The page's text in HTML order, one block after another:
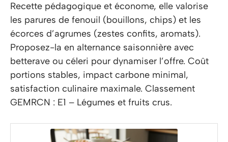
Recette pédagogique et économe, elle valorise
les parures de fenouil (bouillons, chips) et les
écorces d’agrumes (zestes confits, aromats).
Proposez-la en alternance saisonnière avec
betterave ou céleri pour dynamiser l’offre. Coût
portions stables, impact carbone minimal,
satisfaction culinaire maximale. Classement
GEMRCN : E1 – Légumes et fruits crus.